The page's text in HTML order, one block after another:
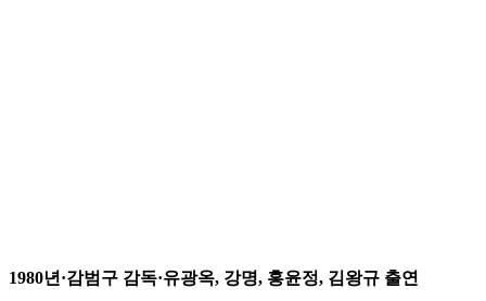
1980년·감범구 감독·유광옥, 강명, 홍윤정, 김왕규 출연